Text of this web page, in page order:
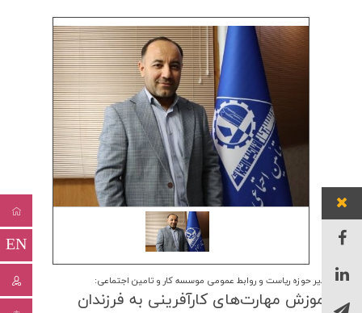
EN
مدیر حوزه ریاست و روابط عمومی موسسه کار و تامین اجتماعی:
آموزش مهارت‌های كارآفرینی به فرزندان